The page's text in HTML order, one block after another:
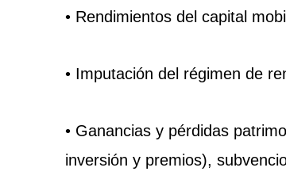
• Rendimientos del capital
• Imputación del régimen de
• Ganancias y pérdidas
inversión y premios),